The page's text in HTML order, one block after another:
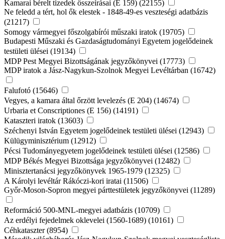
Kamarai bérelt tizedek összeírásai (E 159) (22155)
Ne feledd a tért, hol ők elestek - 1848-49-es veszteségi adatbázis
(21217)
Somogy vármegyei főszolgabírói műszaki iratok (19705)
Budapesti Műszaki és Gazdaságtudományi Egyetem jogelődeinek
testületi ülései (19134)
MDP Pest Megyei Bizottságának jegyzőkönyvei (17773)
MDP iratok a Jász-Nagykun-Szolnok Megyei Levéltárban (16742)
Falufotó (15646)
Vegyes, a kamara által őrzött levelezés (E 204) (14674)
Urbaria et Conscriptiones (E 156) (14191)
Kataszteri iratok (13603)
Széchenyi István Egyetem jogelődeinek testületi ülései (12943)
Külügyminisztérium (12912)
Pécsi Tudományegyetem jogelődeinek testületi ülései (12586)
MDP Békés Megyei Bizottsága jegyzőkönyvei (12482)
Minisztertanácsi jegyzőkönyvek 1965-1979 (12325)
A Károlyi levéltár Rákóczi-kori iratai (11506)
Győr-Moson-Sopron megyei párttestületek jegyzőkönyvei (11289)
Reformáció 500-MNL-megyei adatbázis (10709)
Az erdélyi fejedelmek oklevelei (1560-1689) (10161)
Céhkataszter (8954)